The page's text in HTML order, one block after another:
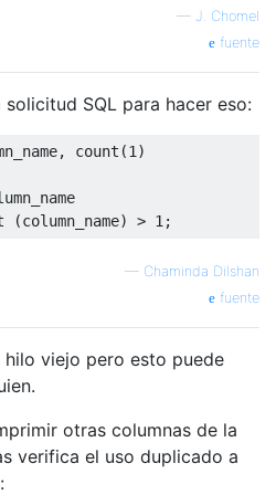
— J. Chomel
fuente
solicitud SQL para hacer eso:
, count (1 )
(column_name) > 1 ;
— Chaminda Dilshan
fuente
hilo viejo pero esto puede
otras columnas de la
verifica el uso duplicado a